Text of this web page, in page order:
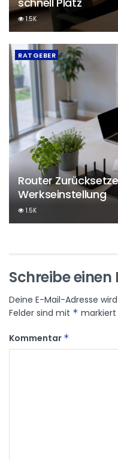
1.5K
RATGEBER
Router
Werkseinstellung
1.5K
Schreibe
Deine E-Mail-Adresse
Felder sind mit * markiert
Kommentar *